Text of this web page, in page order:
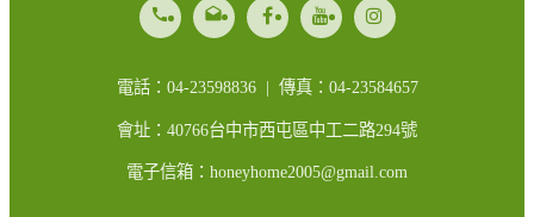
call drafts
電話：04-23598836 | 傳真：04-23584657
會址：40766台中市西屯區中工二路294號
電子信箱：honeyhome2005@gmail.com